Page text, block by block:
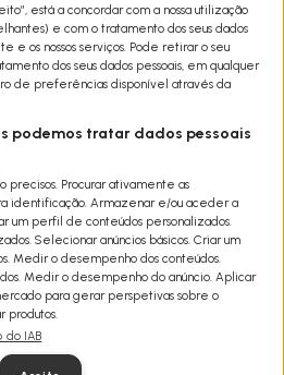
DOS ESTADOS
de justiça criminal de Nashville
à vida de reclusos, advogados e
questões de saúde
e encarceramento de jovens e
está a concordar com a nossa utilização
e com o tratamento dos seus dados
e os nossos serviços. Pode retirar o seu
dos seus dados pessoais, em qualquer
de preferências disponível através da
podemos tratar dados pessoais
Procurar ativamente as
identificação. Armazenar e/ou aceder a
um perfil de conteúdos personalizados.
Selecionar anúncios básicos. Criar um
Medir o desempenho dos conteúdos.
Medir o desempenho do anúncio. Aplicar
para gerar perspetivas sobre o
produtos.
do IAB